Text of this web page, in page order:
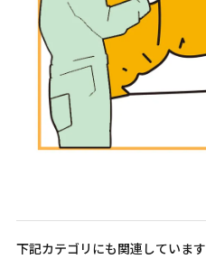
下記カテゴリにも関連しています